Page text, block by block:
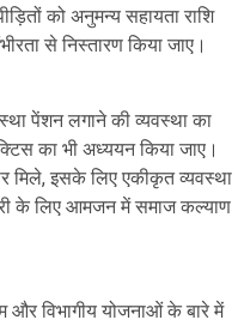
को अनुमन्य सहायता राशि
से निस्तारण किया जाए।
पेंशन लगाने की व्यवस्था का
का भी अध्ययन किया जाए।
मिले, इसके लिए एकीकृत व्यवस्था
के लिए आमजन में समाज कल्याण
और विभागीय योजनाओं के बारे में